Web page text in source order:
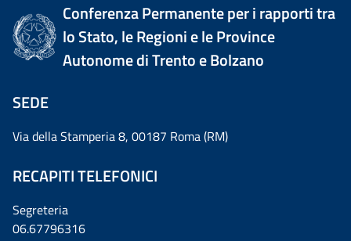
Conferenza Permanente per i rapporti tra
lo Stato, le Regioni e le Province
Autonome di Trento e Bolzano
SEDE
Via della Stamperia 8, 00187 Roma (RM)
RECAPITI TELEFONICI
Segreteria
06.67796316